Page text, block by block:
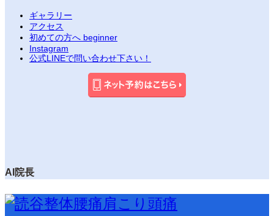
ギャラリー
アクセス
初めての方へ beginner
Instagram
公式LINEで問い合わせ下さい！
AI院長